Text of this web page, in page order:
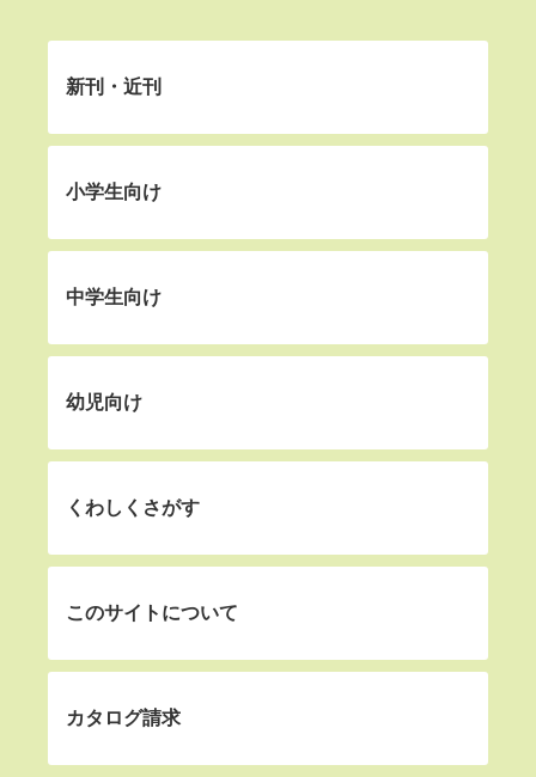
新刊・近刊
小学生向け
中学生向け
幼児向け
くわしくさがす
このサイトについて
カタログ請求